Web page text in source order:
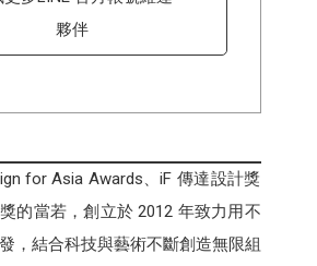
夥伴
for Asia Awards、iF 傳達設計獎
的當若，創立於 2012 年致力用不
，結合科技與藝術不斷創造無限組